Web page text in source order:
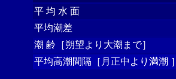
平 均 水 面
平均潮差
潮 齢［朔望より大潮まで］
平均高潮間隔［月正中より満潮 ］